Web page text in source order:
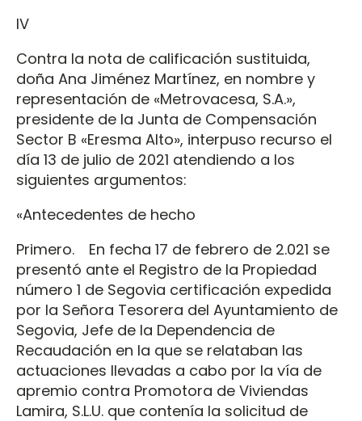
IV
Contra la nota de calificación sustituida,
doña Ana Jiménez Martínez, en nombre y
representación de «Metrovacesa, S.A.»,
presidente de la Junta de Compensación
Sector B «Eresma Alto», interpuso recurso el
día 13 de julio de 2021 atendiendo a los
siguientes argumentos:
«Antecedentes de hecho
Primero. En fecha 17 de febrero de 2.021 se
presentó ante el Registro de la Propiedad
número 1 de Segovia certificación expedida
por la Señora Tesorera del Ayuntamiento de
Segovia, Jefe de la Dependencia de
Recaudación en la que se relataban las
actuaciones llevadas a cabo por la vía de
apremio contra Promotora de Viviendas
Lamira, S.L.U. que contenía la solicitud de